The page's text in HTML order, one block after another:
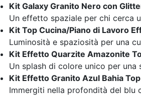
Kit Galaxy Granito Nero con
Un effetto spaziale per chi cerca
Kit Top Cucina/Piano di Lavoro
Luminosità e spaziosità per una
Kit Effetto Quarzite Amazonite
Un splash di colore unico per
Kit Effetto Granito Azul Bahia
Immergiti nella profondità del blu